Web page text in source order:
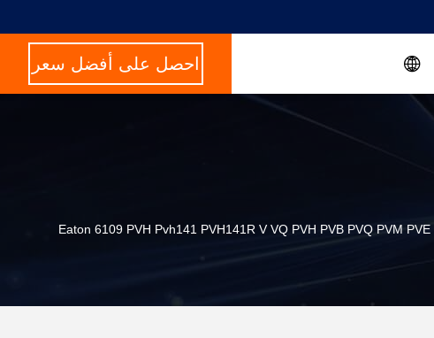
احصل على أفضل سعر